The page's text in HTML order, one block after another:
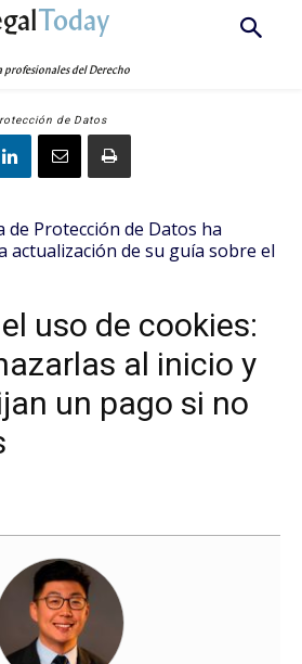
Today
profesionales del Derecho
de Datos
de Protección de Datos ha
actualización de su guía sobre el
uso de cookies:
al inicio y
un pago si no